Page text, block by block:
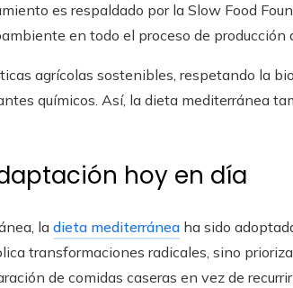
es respaldado por la Slow Food
en todo el proceso de producción
agrícolas sostenibles, respetando la
químicos. Así, la dieta mediterránea
hoy en día
la dieta mediterránea ha sido
transformaciones radicales, sino
de comidas caseras en vez de